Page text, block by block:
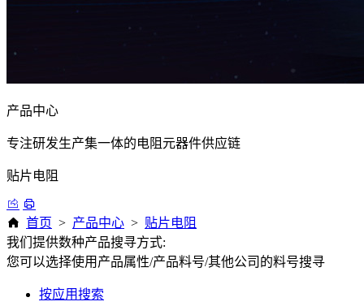
产品中心
专注研发生产集一体的电阻元器件供应链
贴片电阻
首页 > 产品中心 > 贴片电阻
我们提供数种产品搜寻方式:
您可以选择使用产品属性/产品料号/其他公司的料号搜寻
按应用搜索